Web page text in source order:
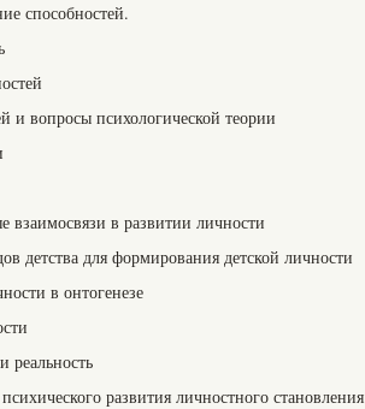
способностей.
вопросы психологической теории
взаимосвязи в развитии личности
детства для формирования детской личности
в онтогенезе
развития личностного становления